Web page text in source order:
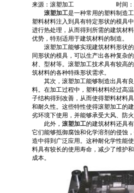
来源：滚塑加工 时间：
滚塑加工是一种常用的塑料制造
塑料材料注入到具有特定形状的模具
进行热处理，从而得到所需的建筑材
优势，特别适用于建筑材料的制造。
滚塑加工能够实现建筑材料形状的
同形状的模具，可以生产出各种复杂
材、型材等。滚塑加工技术具有较高
筑材料的各种特殊形状需求。
其次，滚塑加工能够制造出具有良
料。在加工过程中，塑料材料经过高
子结构得到改善，从而使得塑料材料
和耐久性。这些特性使得滚塑加工的
劣环境下使用，并能够承受大风、防火
此外， 滚塑加工的建筑材料还具
它们能够抵御腐蚀和化学溶剂的侵蚀
造中得到广泛应用。这种耐化学性能
料具有较长的使用寿命，减少了维护
成本。